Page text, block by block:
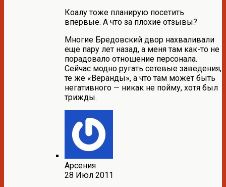
Коалу тоже планирую посетить
впервые. А что за плохие отзывы?
Многие Бредовский двор нахваливали
еще пару лет назад, а меня там как-то не
порадовало отношение персонала.
Сейчас модно ругать сетевые заведения,
те же «Веранды», а что там может быть
негативного — никак не пойму, хотя был
трижды.
Арсения
28 Июл 2011